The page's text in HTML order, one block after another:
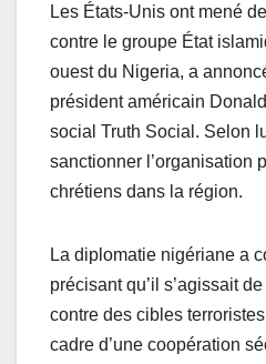
Les États-Unis ont mené
contre le groupe État
ouest du Nigeria, a
président américain
social Truth Social. Selon
sanctionner l’organisation
chrétiens dans la région.
La diplomatie nigériane a
précisant qu’il s’agissait
contre des cibles
cadre d’une coopération